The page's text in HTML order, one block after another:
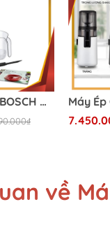
MÁY ÉP CHẬM BOSCH MESM731M (Màu đen)
về